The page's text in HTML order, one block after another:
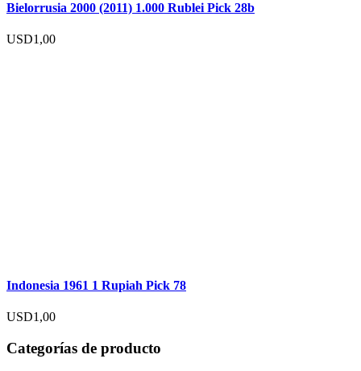
Bielorrusia 2000 (2011) 1.000 Rublei Pick 28b
USD1,00
Indonesia 1961 1 Rupiah Pick 78
USD1,00
Categorías de producto